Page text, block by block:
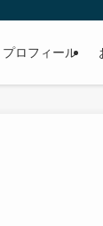
プロフィール